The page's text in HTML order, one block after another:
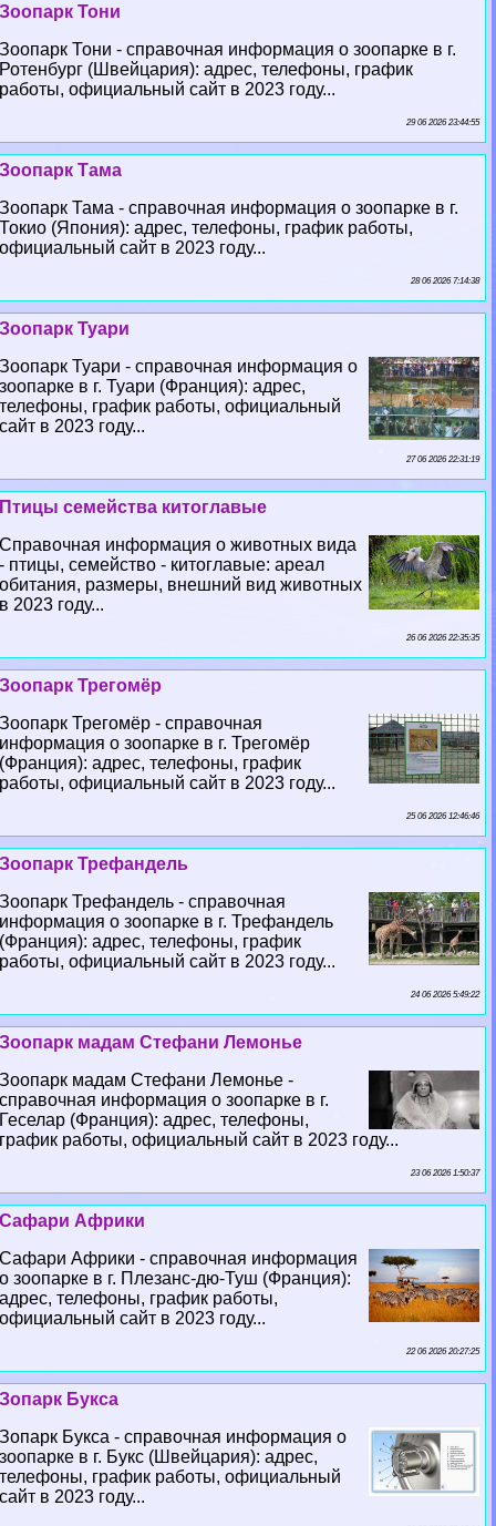
Зоопарк Тони
Зоопарк Тони - справочная информация о зоопарке в г.
Ротенбург (Швейцария): адрес, телефоны, график
работы, официальный сайт в 2023 году...
29 06 2026 23:44:55
Зоопарк Тама
Зоопарк Тама - справочная информация о зоопарке в г.
Токио (Япония): адрес, телефоны, график работы,
официальный сайт в 2023 году...
28 06 2026 7:14:38
Зоопарк Туари
Зоопарк Туари - справочная информация о
зоопарке в г. Туари (Франция): адрес,
телефоны, график работы, официальный
сайт в 2023 году...
27 06 2026 22:31:19
Птицы семейства китоглавые
Справочная информация о животных вида
- птицы, семейство - китоглавые: ареал
обитания, размеры, внешний вид животных
в 2023 году...
26 06 2026 22:35:35
Зоопарк Трегомёр
Зоопарк Трегомёр - справочная
информация о зоопарке в г. Трегомёр
(Франция): адрес, телефоны, график
работы, официальный сайт в 2023 году...
25 06 2026 12:46:46
Зоопарк Трефандель
Зоопарк Трефандель - справочная
информация о зоопарке в г. Трефандель
(Франция): адрес, телефоны, график
работы, официальный сайт в 2023 году...
24 06 2026 5:49:22
Зоопарк мадам Стефани Лемонье
Зоопарк мадам Стефани Лемонье -
справочная информация о зоопарке в г.
Геселар (Франция): адрес, телефоны,
график работы, официальный сайт в 2023 году...
23 06 2026 1:50:37
Сафари Африки
Сафари Африки - справочная информация
о зоопарке в г. Плезанс-дю-Туш (Франция):
адрес, телефоны, график работы,
официальный сайт в 2023 году...
22 06 2026 20:27:25
Зопарк Букса
Зопарк Букса - справочная информация о
зоопарке в г. Букс (Швейцария): адрес,
телефоны, график работы, официальный
сайт в 2023 году...